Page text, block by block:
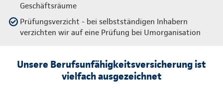
Geschäftsräume
Prüfungsverzicht - bei selbstständigen Inhabern
verzichten wir auf eine Prüfung bei Umorganisation
Unsere Berufsunfähigkeitsversicherung ist
vielfach ausgezeichnet